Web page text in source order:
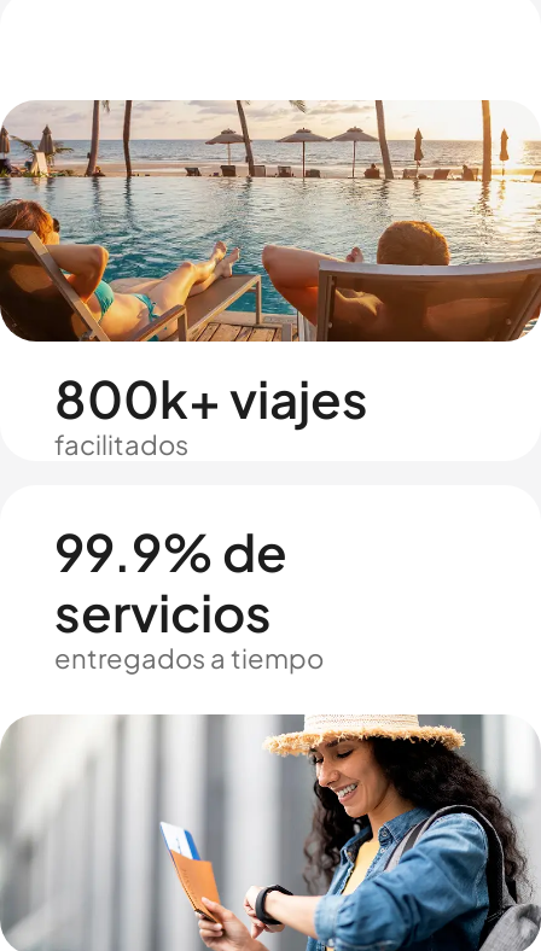
800k+ viajes
facilitados
99.9% de
servicios
entregados a tiempo